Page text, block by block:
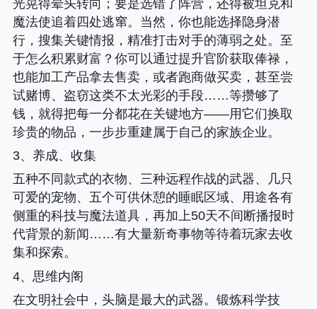
光晃得晕头转向；要是选错了阵营，还得被坦克和
魔法使追着四处逃窜。当然，你也能选择隐身潜
行，搜集关键情报，精准打击对手的薄弱之处。至
于怎么积累财富？你可以通过提升官阶获取俸禄，
也能加工产品拿去售卖，或者跑商做买卖，甚至尝
试赌博、盗窃这类不太光彩的手段……等攒够了
钱，就得把每一分都花在关键地方——用它们换取
珍贵的物品，一步步重建属于自己的家族企业。
3、养成、收集
五种不同款式的衣物、三种远程作战的武器、几只
可爱的宠物、五个可供休憩的睡眠区域、用途各有
侧重的科技与魔法道具，再加上50天不间断播报时
代背景的新闻……有大量新奇事物等待着玩家去收
集和探索。
4、思维内阁
在文明社会中，头脑是最大的武器。锻炼科学技